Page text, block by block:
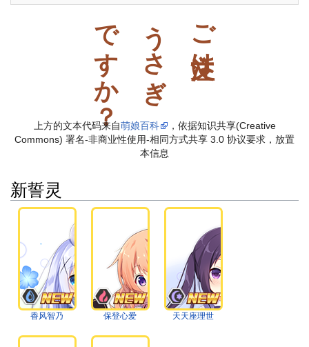
ご注文は
うさぎ
ですか？
上方的文本代码来自萌娘百科
，依据知识共享(Creative
Commons) 署名-非商业性使用-相同方式共享 3.0 协议要求，放置
本信息
新誓灵
香风智乃 保登心爱 天天座理世